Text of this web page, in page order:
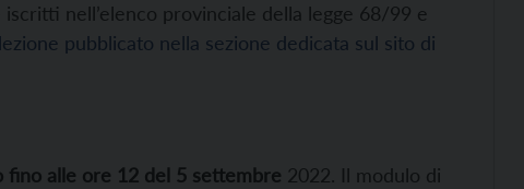
nell’elenco provinciale della legge 68/99 e
pubblicato nella sezione dedicata sul sito di
fino alle ore 12 del 5 settembre 2022. Il modulo di